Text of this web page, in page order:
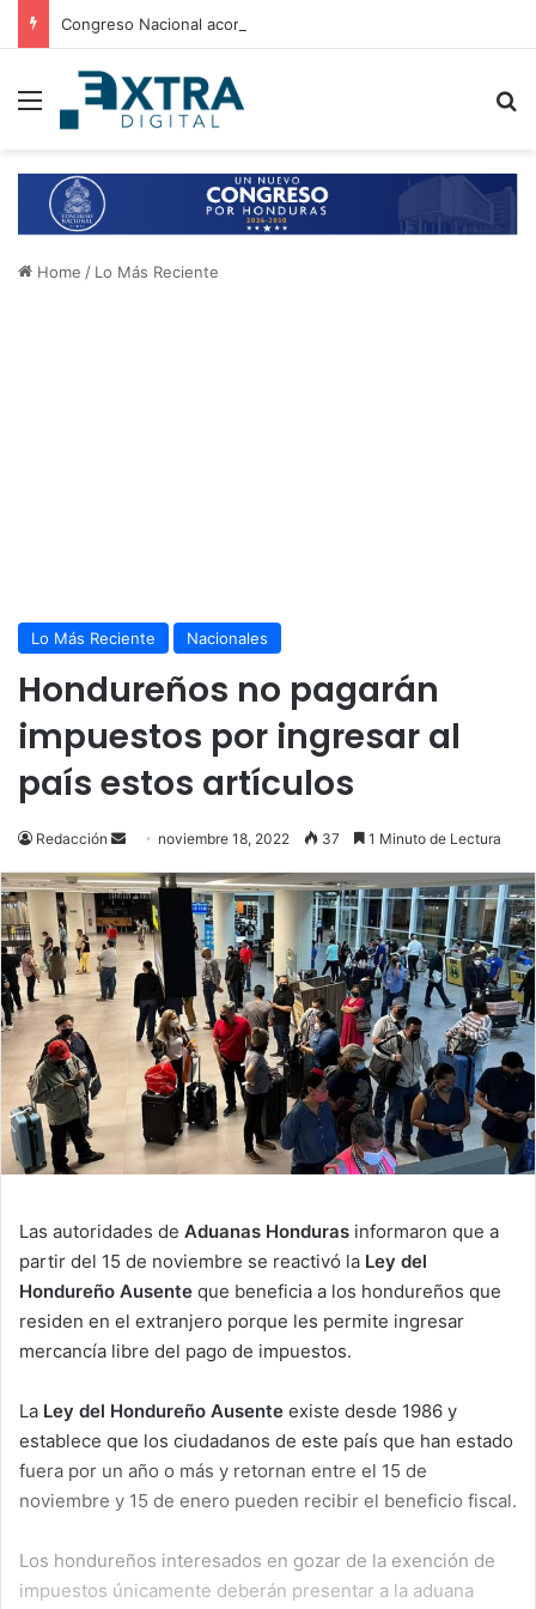
Menu
Home / Lo Más Reciente
Lo Más Reciente Nacionales
Hondureños no pagarán
impuestos por ingresar al
país estos artículos
Redacción
Send
email
noviembre 18, 2022 37 1 Minuto de Lectura
Las autoridades de Aduanas Honduras informaron que a
partir del 15 de noviembre se reactivó la Ley del
Hondureño Ausente que beneficia a los hondureños que
residen en el extranjero porque les permite ingresar
mercancía libre del pago de impuestos.
La Ley del Hondureño Ausente existe desde 1986 y
establece que los ciudadanos de este país que han estado
fuera por un año o más y retornan entre el 15 de
noviembre y 15 de enero pueden recibir el beneficio fiscal.
Los hondureños interesados en gozar de la exención de
impuestos únicamente deberán presentar a la aduana